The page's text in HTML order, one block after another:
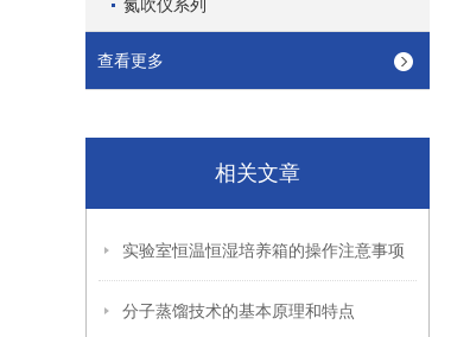
氮吹仪系列
查看更多
相关文章
实验室恒温恒湿培养箱的操作注意事项
分子蒸馏技术的基本原理和特点